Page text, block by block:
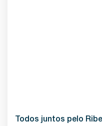
Todos juntos pelo